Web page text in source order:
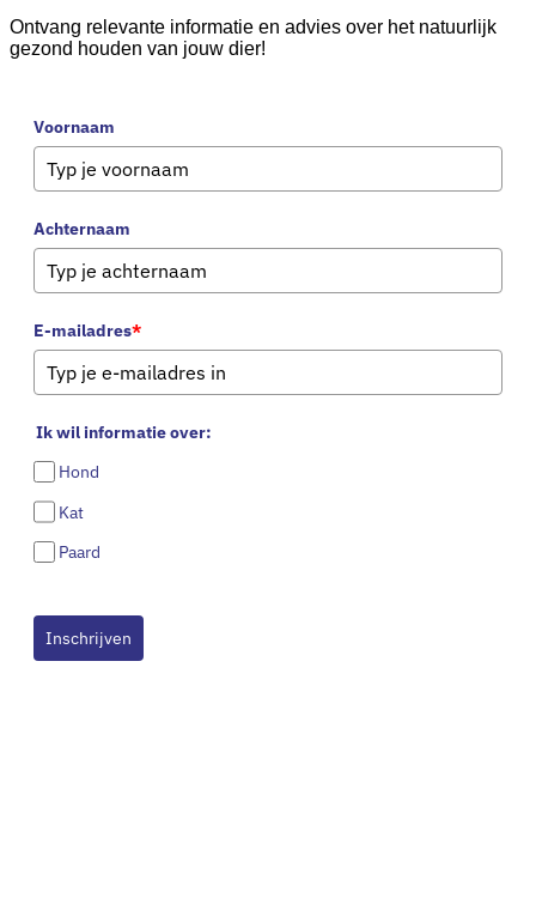
Ontvang relevante informatie en advies over het natuurlijk
gezond houden van jouw dier!
Voornaam
Achternaam
E-mailadres*
Ik wil informatie over:
Hond
Kat
Paard
Inschrijven